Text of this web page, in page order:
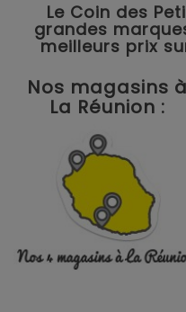
Le Coin des
grandes
meilleurs prix
Nos magasins à
La Réunion :